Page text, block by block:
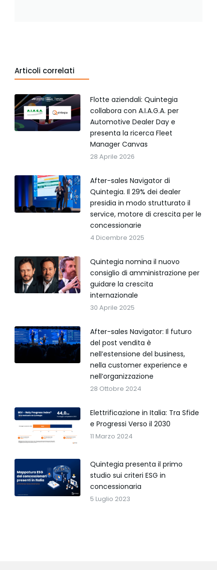
Articoli correlati
Flotte aziendali: Quintegia
collabora con A.I.A.G.A. per
Automotive Dealer Day e
presenta la ricerca Fleet
Manager Canvas
28 Aprile 2026
After-sales Navigator di
Quintegia. Il 29% dei dealer
presidia in modo strutturato il
service, motore di crescita per le
concessionarie
4 Dicembre 2025
Quintegia nomina il nuovo
consiglio di amministrazione per
guidare la crescita
internazionale
30 Aprile 2025
After-sales Navigator: Il futuro
del post vendita è
nell’estensione del business,
nella customer experience e
nell’organizzazione
28 Ottobre 2024
Elettrificazione in Italia: Tra Sfide
e Progressi Verso il 2030
11 Marzo 2024
Quintegia presenta il primo
studio sui criteri ESG in
concessionaria
5 Luglio 2023